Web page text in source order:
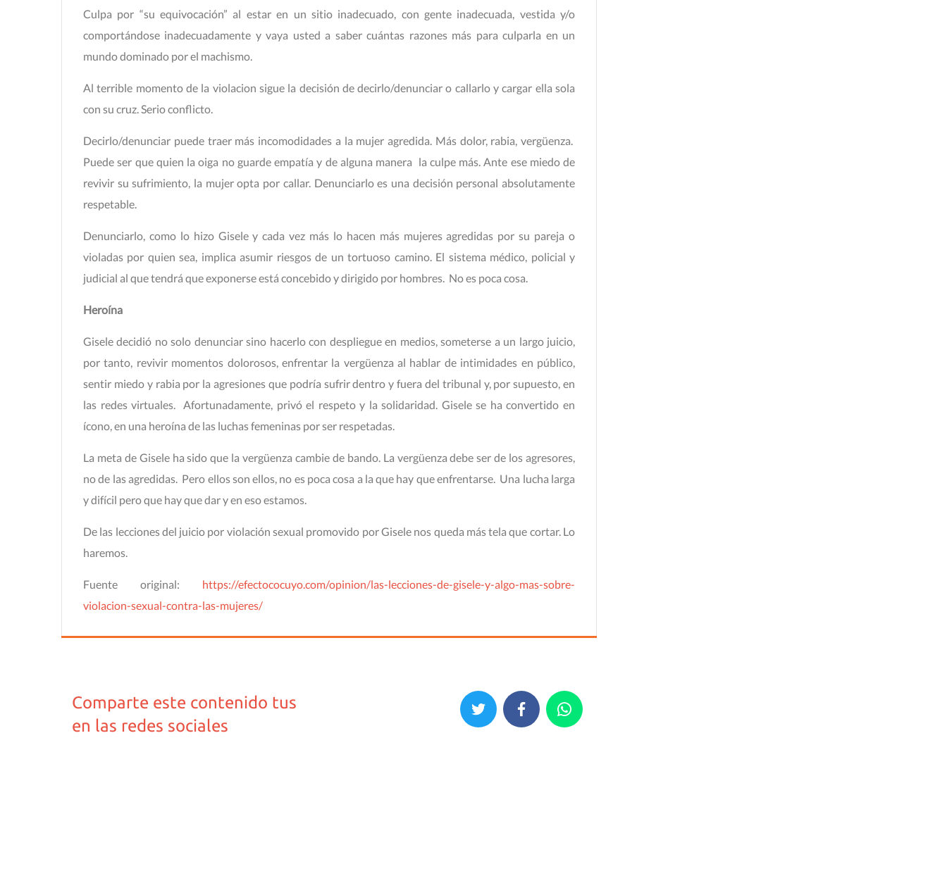
Culpa por “su equivocación” al estar en un sitio inadecuado, con gente inadecuada, vestida y/o
comportándose inadecuadamente y vaya usted a saber cuántas razones más para culparla en un
mundo dominado por el machismo.
Al terrible momento de la violacion sigue la decisión de decirlo/denunciar o callarlo y cargar ella sola
con su cruz. Serio conflicto.
Decirlo/denunciar puede traer más incomodidades a la mujer agredida. Más dolor, rabia, vergüenza.
Puede ser que quien la oiga no guarde empatía y de alguna manera la culpe más. Ante ese miedo de
revivir su sufrimiento, la mujer opta por callar. Denunciarlo es una decisión personal absolutamente
respetable.
Denunciarlo, como lo hizo Gisele y cada vez más lo hacen más mujeres agredidas por su pareja o
violadas por quien sea, implica asumir riesgos de un tortuoso camino. El sistema médico, policial y
judicial al que tendrá que exponerse está concebido y dirigido por hombres. No es poca cosa.
Heroína
Gisele decidió no solo denunciar sino hacerlo con despliegue en medios, someterse a un largo juicio,
por tanto, revivir momentos dolorosos, enfrentar la vergüenza al hablar de intimidades en público,
sentir miedo y rabia por la agresiones que podría sufrir dentro y fuera del tribunal y, por supuesto, en
las redes virtuales. Afortunadamente, privó el respeto y la solidaridad. Gisele se ha convertido en
ícono, en una heroína de las luchas femeninas por ser respetadas.
La meta de Gisele ha sido que la vergüenza cambie de bando. La vergüenza debe ser de los agresores,
no de las agredidas. Pero ellos son ellos, no es poca cosa a la que hay que enfrentarse. Una lucha larga
y difícil pero que hay que dar y en eso estamos.
De las lecciones del juicio por violación sexual promovido por Gisele nos queda más tela que cortar. Lo
haremos.
Fuente original: https://efectococuyo.com/opinion/las-lecciones-de-gisele-y-algo-mas-sobre-
violacion-sexual-contra-las-mujeres/
Comparte este contenido tus
en las redes sociales